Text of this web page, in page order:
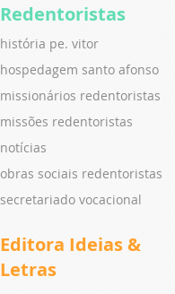
Redentoristas
história pe. vitor
hospedagem santo afonso
missionários redentoristas
missões redentoristas
notícias
obras sociais redentoristas
secretariado vocacional
Editora Ideias &
Letras